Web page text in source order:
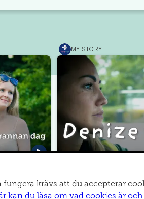
MediPrep
MY STORY
fungera krävs att du accepterar
kan du läsa om vad cookies är